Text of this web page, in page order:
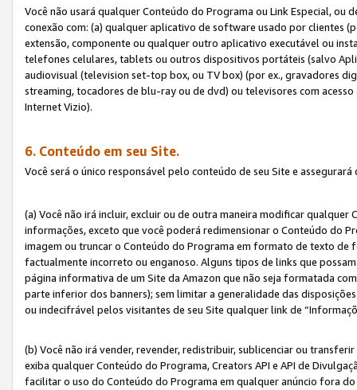
Você não usará qualquer Conteúdo do Programa ou Link Especial,
conexão com: (a) qualquer aplicativo de software usado por clientes
extensão, componente ou qualquer outro aplicativo executável ou
telefones celulares, tablets ou outros dispositivos portáteis (salvo
audiovisual (television set-top box, ou TV box) (por ex., gravadores
streaming, tocadores de blu-ray ou de dvd) ou televisores com
Internet Vizio).
6. Conteúdo em seu Site.
Você será o único responsável pelo conteúdo de seu Site e assegurará
(a) Você não irá incluir, excluir ou de outra maneira modificar
informações, exceto que você poderá redimensionar o Conteúdo do
imagem ou truncar o Conteúdo do Programa em formato de texto
factualmente incorreto ou enganoso. Alguns tipos de links que
página informativa de um Site da Amazon que não seja formatada
parte inferior dos banners); sem limitar a generalidade das
ou indecifrável pelos visitantes de seu Site qualquer link de
(b) Você não irá vender, revender, redistribuir, sublicenciar ou
exiba qualquer Conteúdo do Programa, Creators API e API de
facilitar o uso do Conteúdo do Programa em qualquer anúncio fora